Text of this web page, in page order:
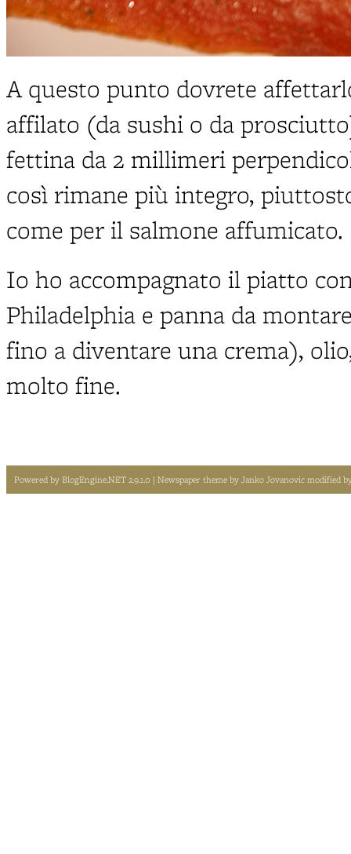
A questo punto dovrete
affilato (da sushi o da
fettina da 2 millimeri
così rimane più integro,
come per il salmone affumicato.
Io ho accompagnato il piatto
Philadelphia e panna da
fino a diventare una crema),
molto fine.
Powered byBlogEngine.NET 2.9.1.0 | Newspaper theme byJanko Jovanovicmodified